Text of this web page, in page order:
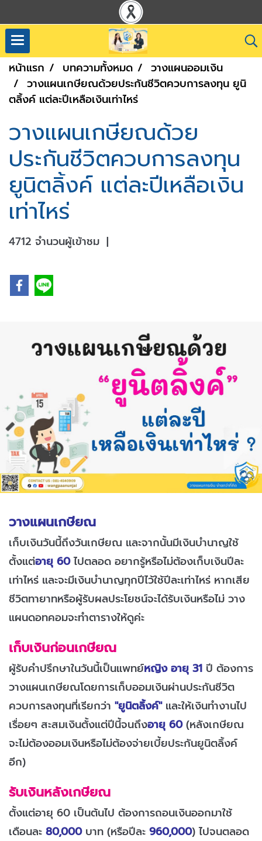
หน้าแรก บทความทั้งหมด
วางแผนออมเงิน
วางแผนเกษียณด้วยประกันชีวิตควบการลงทุน ยูนิ
ตลิ้งค์ แต่ละปีเหลือเงินเท่าไหร่
วางแผนเกษียณด้วย
ประกันชีวิตควบการลงทุน
ยูนิตลิ้งค์ แต่ละปีเหลือเงิน
เท่าไหร่
4712 จำนวนผู้เข้าชม |
วางแผนเกษียณ
เก็บเงินวันนี้ถึงวันเกษียณ และจากนั้นมีเงินบำนาญใช้
ตั้งแต่อายุ 60ไปตลอด อยากรู้หรือไม่ต้องเก็บเงินปีละ
เท่าไหร่ และจะมีเงินบำนาญทุกปีไว้ใช้ปีละเท่าไหร่ หากเสีย
ชีวิตทายาทหรือผู้รับผลประโยชน์จะได้รับเงินหรือไม่ วาง
แผนดอทคอมจะทำตารางให้ดูค่ะ
เก็บเงินก่อนเกษียณ
ผู้รับคำปรึกษาในวันนี้เป็นแพทย์หญิง อายุ 31 ปี ต้องการ
วางแผนเกษียณโดยการเก็บออมเงินผ่านประกันชีวิต
ควบการลงทุนที่เรียกว่า "ยูนิตลิ้งค์"และให้เงินทำงานไป
เรื่อยๆ สะสมเงินตั้งแต่ปีนี้จนถึงอายุ 60(หลังเกษียณ
จะไม่ต้องออมเงินหรือไม่ต้องจ่ายเบี้ยประกันยูนิตลิ้งค์
อีก)
รับเงินหลังเกษียณ
ตั้งแต่อายุ 60 เป็นต้นไป ต้องการถอนเงินออกมาใช้
เดือนละ 80,000บาท (หรือปีละ 960,000) ไปจนตลอด